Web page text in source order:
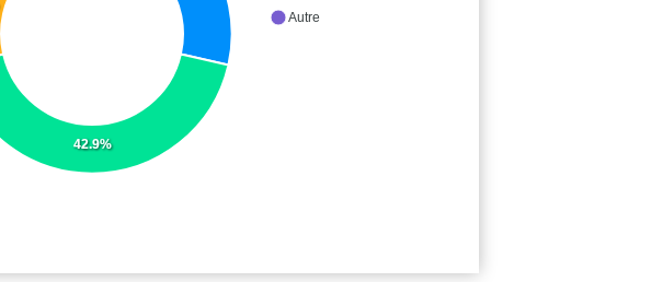
42.9%
Autre